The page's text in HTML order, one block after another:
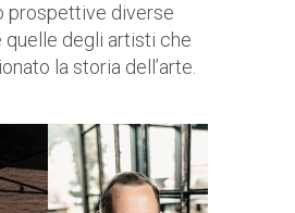
prospettive diverse
degli artisti che
la storia dell’arte.